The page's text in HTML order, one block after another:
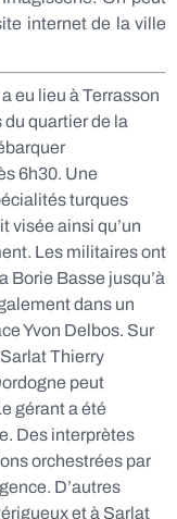
internet de la ville
eu lieu à Terrasson
quartier de la
6h30. Une
turques
visée ainsi qu’un
Les militaires ont
Borie Basse jusqu’à
dans un
Yvon Delbos. Sur
Thierry
peut
gérant a été
Des interprètes
orchestrées par
D’autres
et à Sarlat